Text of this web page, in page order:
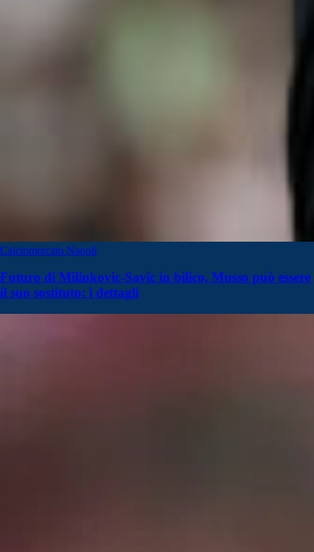
Calciomercato Napoli
Futuro di Milinkovic-Savic in bilico, Musso può essere
il suo sostituto: i dettagli